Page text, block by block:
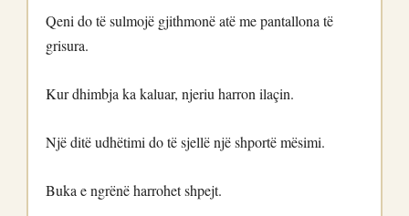
Qeni do të sulmojë gjithmonë atë me pantallona të
grisura.
Kur dhimbja ka kaluar, njeriu harron ilaçin.
Një ditë udhëtimi do të sjellë një shportë mësimi.
Buka e ngrënë harrohet shpejt.